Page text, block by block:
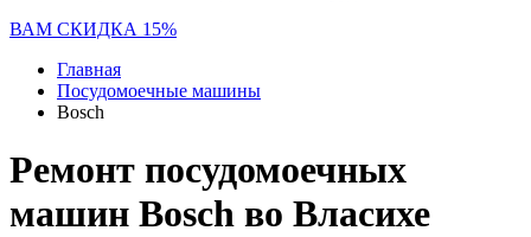
ВАМ СКИДКА 15%
Главная
Посудомоечные машины
Bosch
Ремонт посудомоечных
машин Bosch во Власихе